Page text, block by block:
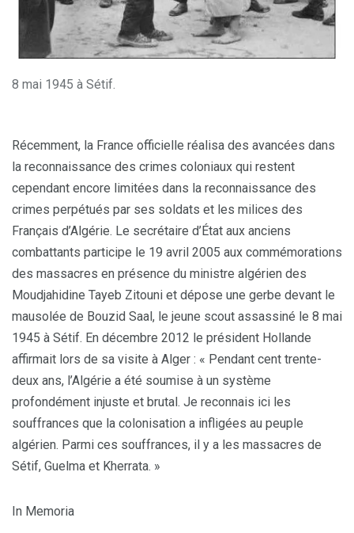
8 mai 1945 à Sétif.
Récemment, la France officielle réalisa des avancées dans
la reconnaissance des crimes coloniaux qui restent
cependant encore limitées dans la reconnaissance des
crimes perpétués par ses soldats et les milices des
Français d’Algérie. Le secrétaire d’État aux anciens
combattants participe le 19 avril 2005 aux commémorations
des massacres en présence du ministre algérien des
Moudjahidine Tayeb Zitouni et dépose une gerbe devant le
mausolée de Bouzid Saal, le jeune scout assassiné le 8 mai
1945 à Sétif. En décembre 2012 le président Hollande
affirmait lors de sa visite à Alger : « Pendant cent trente-
deux ans, l’Algérie a été soumise à un système
profondément injuste et brutal. Je reconnais ici les
souffrances que la colonisation a infligées au peuple
algérien. Parmi ces souffrances, il y a les massacres de
Sétif, Guelma et Kherrata. »
In Memoria